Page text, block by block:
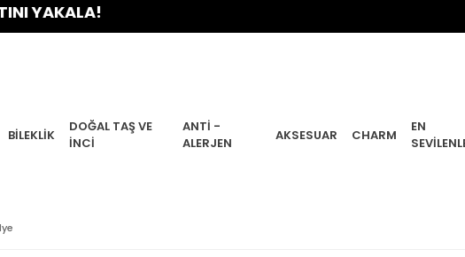
BILEKLIK
DOĞAL TAŞ VE
İNCI
ANTI -
ALERJEN
AKSESUAR CHARM
EN